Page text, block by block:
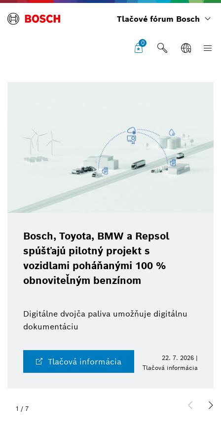
Tlačové fórum Bosch
0
Bosch, Toyota, BMW a Repsol
spúšťajú pilotný projekt s
vozidlami poháňanými 100 %
obnoviteľným benzínom
Digitálne dvojča paliva umožňuje digitálnu
dokumentáciu
Tlačová informácia
22. 7. 2026 |
Tlačová informácia
1 / 7